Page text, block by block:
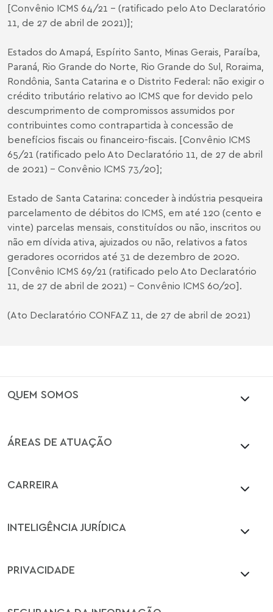
[Convênio ICMS 64/21 - (ratificado pelo Ato Declaratório
11, de 27 de abril de 2021)];
Estados do Amapá, Espírito Santo, Minas Gerais, Paraíba,
Paraná, Rio Grande do Norte, Rio Grande do Sul, Roraima,
Rondônia, Santa Catarina e o Distrito Federal: não exigir o
crédito tributário relativo ao ICMS que for devido pelo
descumprimento de compromissos assumidos por
contribuintes como contrapartida à concessão de
benefícios fiscais ou financeiro-fiscais. [Convênio ICMS
65/21 (ratificado pelo Ato Declaratório 11, de 27 de abril
de 2021) – Convênio ICMS 73/20];
Estado de Santa Catarina: conceder à indústria pesqueira
parcelamento de débitos do ICMS, em até 120 (cento e
vinte) parcelas mensais, constituídos ou não, inscritos ou
não em dívida ativa, ajuizados ou não, relativos a fatos
geradores ocorridos até 31 de dezembro de 2020.
[Convênio ICMS 69/21 (ratificado pelo Ato Declaratório
11, de 27 de abril de 2021) – Convênio ICMS 60/20].
(Ato Declaratório CONFAZ 11, de 27 de abril de 2021)
QUEM SOMOS
ÁREAS DE ATUAÇÃO
CARREIRA
INTELIGÊNCIA JURÍDICA
PRIVACIDADE